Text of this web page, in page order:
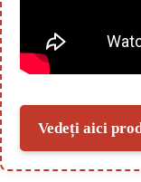
Vedeți aici